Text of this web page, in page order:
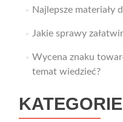
Najlepsze materiały
Jakie sprawy
Wycena znaku
temat wiedzieć?
KATEGORIE